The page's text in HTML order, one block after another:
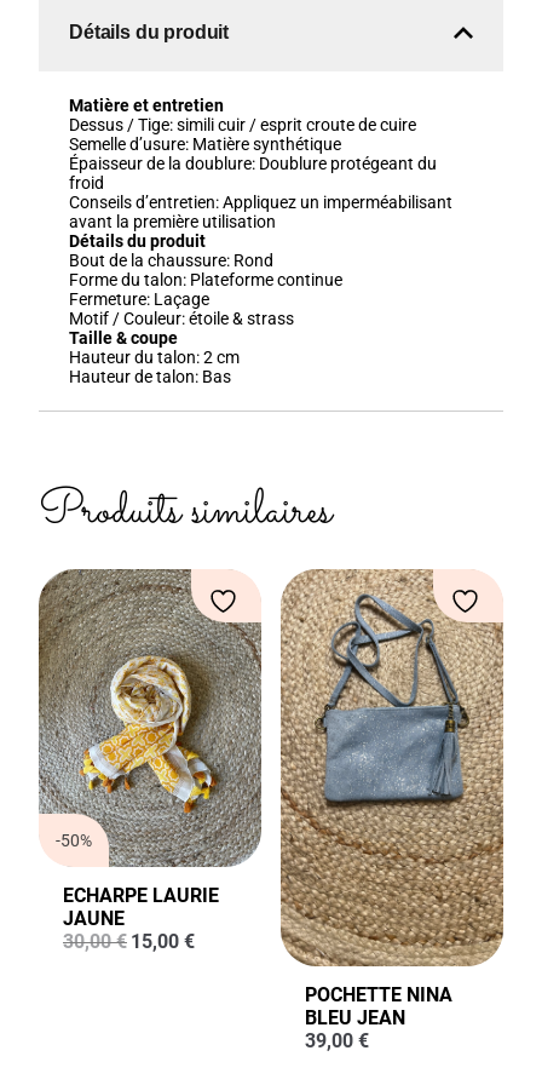
Détails du produit
Matière et entretien
Dessus / Tige:simili cuir / esprit croute de cuire
Semelle d’usure: Matière synthétique
Épaisseur de la doublure: Doublure protégeant du
froid
Conseils d’entretien:Appliquez un imperméabilisant
avant la première utilisation
Détails du produit
Bout de la chaussure: Rond
Forme du talon: Plateforme continue
Fermeture: Laçage
Motif / Couleur:étoile & strass
Taille & coupe
Hauteur du talon:2 cm
Hauteur de talon: Bas
Produits similaires
-50%
ECHARPE LAURIE
JAUNE
30,00€ Le
15,00 €Le
POCHETTE NINA
BLEU JEAN
39,00 €